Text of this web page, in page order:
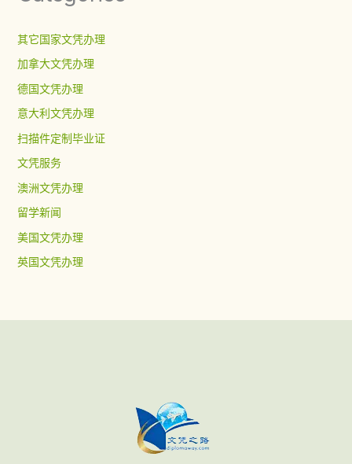
其它国家文凭办理
加拿大文凭办理
德国文凭办理
意大利文凭办理
扫描件定制毕业证
文凭服务
澳洲文凭办理
留学新闻
美国文凭办理
英国文凭办理